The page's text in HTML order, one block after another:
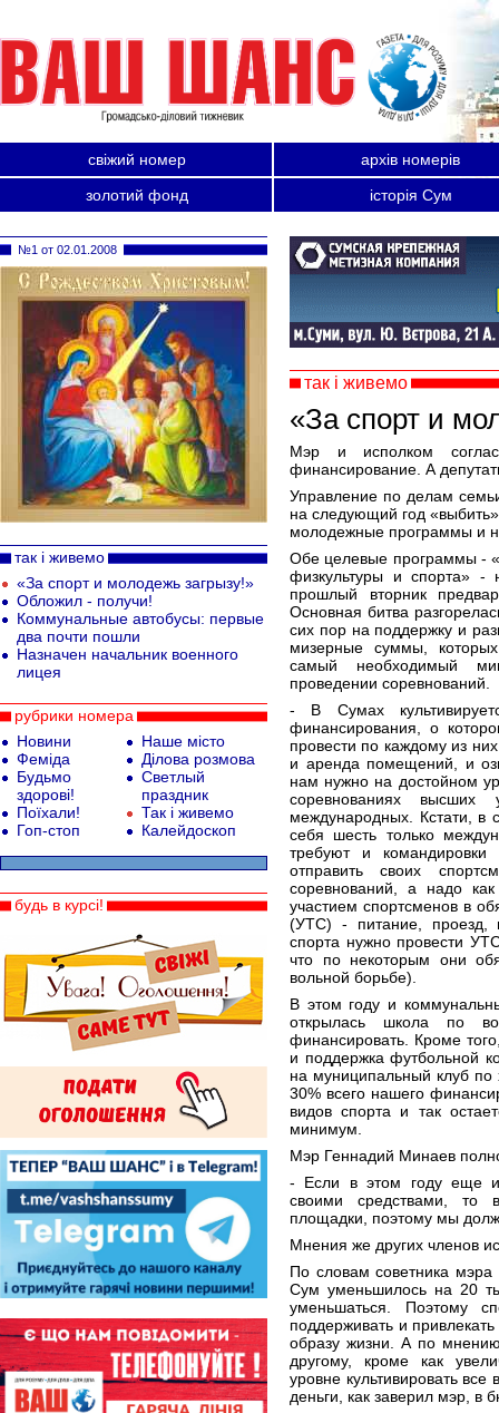
свіжий номер
архів номерів
золотий фонд
історія Сум
так і живемо
«За спорт и
Мэр и исполком
финансирование. А
Управление по делам
на следующий год
молодежные программы и
Обе целевые программы -
физкультуры и спорта» -
прошлый вторник
Основная битва
сих пор на поддержку и
мизерные суммы,
самый необходимый
проведении соревнований.
- В Сумах
финансирования, о
провести по каждому из
и аренда помещений, и
нам нужно на достойном
соревнованиях высших
международных. Кстати, в
себя шесть только
требуют и
отправить своих
соревнований, а надо
участием спортсменов в
(УТС) - питание, проезд,
спорта нужно провести
что по некоторым они
вольной борьбе).
В этом году и
открылась школа по
финансировать. Кроме
и поддержка футбольной
на муниципальный клуб по
30% всего нашего
видов спорта и так
минимум.
Мэр Геннадий Минаев
- Если в этом году еще и
своими средствами, то
площадки, поэтому мы
Мнения же других членов
По словам советника
Сум уменьшилось на 20
уменьшаться. Поэтому
поддерживать и
образу жизни. А по
другому, кроме как
уровне культивировать
деньги, как заверил мэр, в
№1 от 02.01.2008
так і живемо
«За спорт и молодежь загрызу!»
Обложил - получи!
Коммунальные автобусы: первые
два почти пошли
Назначен начальник военного
лицея
рубрики номера
Новини
Феміда
Будьмо
здорові!
Поїхали!
Гоп-стоп
Наше місто
Ділова розмова
Светлый
праздник
Так і живемо
Калейдоскоп
будь в курсі!